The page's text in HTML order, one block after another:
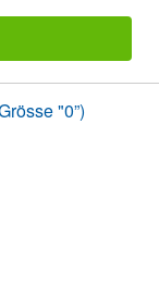
"0”)